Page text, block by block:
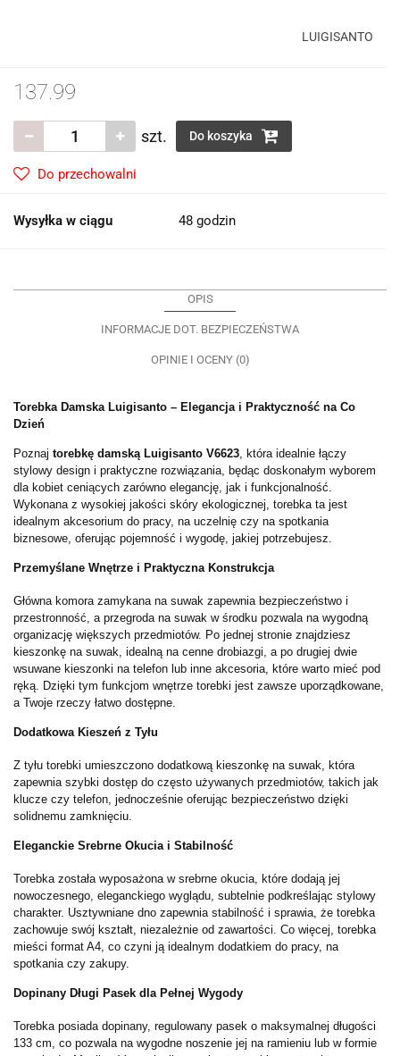
LUIGISANTO
137.99
szt. Do koszyka
Do przechowalni
Wysyłka w ciągu 48 godzin
OPIS
INFORMACJE DOT. BEZPIECZEŃSTWA
OPINIE I OCENY (0)
Torebka Damska Luigisanto – Elegancja i Praktyczność na Co
Dzień
Poznaj torebkę damską Luigisanto V6623 , która idealnie łączy
stylowy design i praktyczne rozwiązania, będąc doskonałym wyborem
dla kobiet ceniących zarówno elegancję, jak i funkcjonalność.
Wykonana z wysokiej jakości skóry ekologicznej, torebka ta jest
idealnym akcesorium do pracy, na uczelnię czy na spotkania
biznesowe, oferując pojemność i wygodę, jakiej potrzebujesz.
Przemyślane Wnętrze i Praktyczna Konstrukcja
Główna komora zamykana na suwak zapewnia bezpieczeństwo i
przestronność, a przegroda na suwak w środku pozwala na wygodną
organizację większych przedmiotów. Po jednej stronie znajdziesz
kieszonkę na suwak, idealną na cenne drobiazgi, a po drugiej dwie
wsuwane kieszonki na telefon lub inne akcesoria, które warto mieć pod
ręką. Dzięki tym funkcjom wnętrze torebki jest zawsze uporządkowane,
a Twoje rzeczy łatwo dostępne.
Dodatkowa Kieszeń z Tyłu
Z tyłu torebki umieszczono dodatkową kieszonkę na suwak, która
zapewnia szybki dostęp do często używanych przedmiotów, takich jak
klucze czy telefon, jednocześnie oferując bezpieczeństwo dzięki
solidnemu zamknięciu.
Eleganckie Srebrne Okucia i Stabilność
Torebka została wyposażona w srebrne okucia, które dodają jej
nowoczesnego, eleganckiego wyglądu, subtelnie podkreślając stylowy
charakter. Usztywniane dno zapewnia stabilność i sprawia, że torebka
zachowuje swój kształt, niezależnie od zawartości. Co więcej, torebka
mieści format A4, co czyni ją idealnym dodatkiem do pracy, na
spotkania czy zakupy.
Dopinany Długi Pasek dla Pełnej Wygody
Torebka posiada dopinany, regulowany pasek o maksymalnej długości
133 cm, co pozwala na wygodne noszenie jej na ramieniu lub w formie